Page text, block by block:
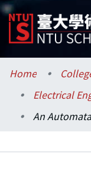
Communities
Research
Home